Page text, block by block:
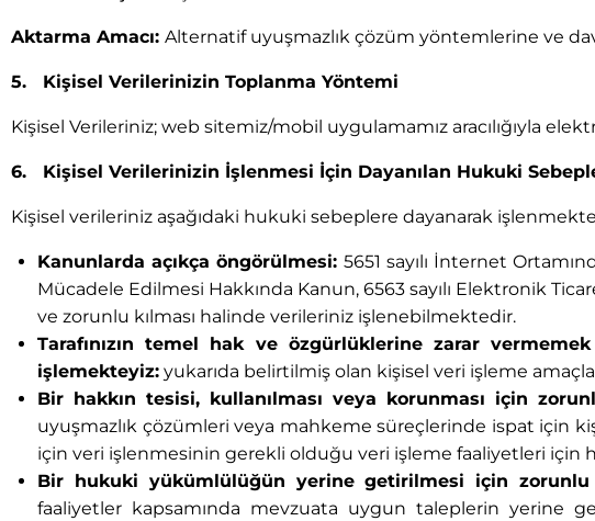
Aktarma Amacı: Alternatif uyuşmazlık çözüm yöntemlerine ve
5. Kişisel Verilerinizin Toplanma Yöntemi
Kişisel Verileriniz; web sitemiz/mobil uygulamamız aracılığıyla
6. Kişisel Verilerinizin İşlenmesi İçin Dayanılan Hukuki
Kişisel verileriniz aşağıdaki hukuki sebeplere dayanarak
Kanunlarda açıkça öngörülmesi:5651 sayılı İnternet
Mücadele Edilmesi Hakkında Kanun, 6563 sayılı Elektronik
ve zorunlu kılması halinde verileriniz işlenebilmektedir.
Tarafınızın temel hak ve özgürlüklerine zarar
işlemekteyiz: yukarıda belirtilmiş olan kişisel veri işleme
Bir hakkın tesisi, kullanılması veya korunması için
uyuşmazlık çözümleri veya mahkeme süreçlerinde ispat için
için veri işlenmesinin gerekli olduğu veri işleme faaliyetleri için
Bir hukuki yükümlülüğün yerine getirilmesi için
faaliyetler kapsamında mevzuata uygun taleplerin yerine